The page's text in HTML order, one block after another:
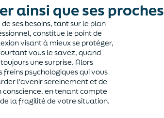
ainsi que ses proches
ses besoins, tant sur le plan
constitue le point de
visant à mieux se protéger,
vous le savez, quand
une surprise. Alors
freins psychologiques qui vous
l'avenir sereinement et de
en tenant compte
la fragilité de votre situation.